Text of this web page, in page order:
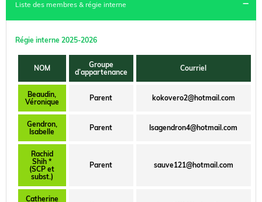
Liste des membres & régie interne
Régie interne 2025-2026
NOM
Groupe
d’appartenance
Courriel
Beaudin,
Véronique
Parent kokovero2@hotmail.com
Gendron,
Isabelle
Parent Isagendron4@hotmail.com
Rachid
Shih *
(SCP et
subst.)
Parent sauve121@hotmail.com
Catherine